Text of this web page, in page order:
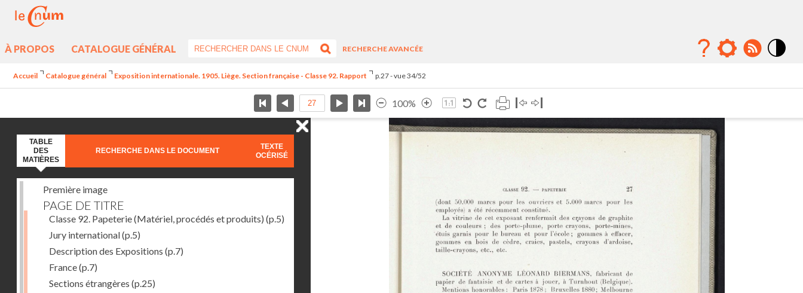
À PROPOS CATALOGUE GÉNÉRAL
RECHERCHE AVANCÉE
Accueil Catalogue général Exposition internationale. 1905. Liège. Section française - Classe 92. Rapport p.27 - vue 34/52
100%
TABLE
DES
MATIÈRES
RECHERCHE DANS LE DOCUMENT
TEXTE
OCÉRISÉ
Première image
PAGE DE TITRE
Classe 92. Papeterie (Matériel, procédés et produits) (p.5)
Jury international(p.5)
Description des Expositions (p.7)
France(p.7)
Sections étrangères (p.25)